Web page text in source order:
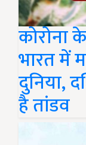
कोरोना
भारत में
दुनिया,
है तांडव